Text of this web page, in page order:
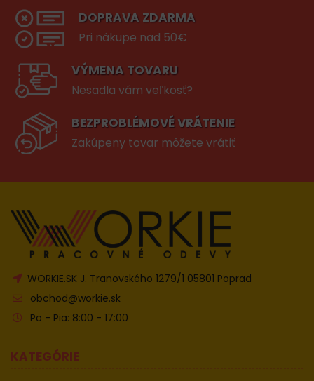
DOPRAVA ZDARMA
Pri nákupe nad 50€
VÝMENA TOVARU
Nesadla vám veľkosť?
BEZPROBLÉMOVÉ VRÁTENIE
Zakúpeny tovar môžete vrátiť
WORKIE.SK J. Tranovského 1279/1 05801 Poprad
obchod@workie.sk
Po - Pia: 8:00 - 17:00
KATEGÓRIE